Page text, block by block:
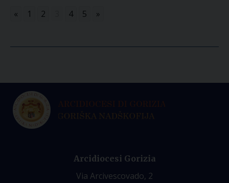
« 1 2 4 5 »
Arcidiocesi Gorizia
Via Arcivescovado, 2